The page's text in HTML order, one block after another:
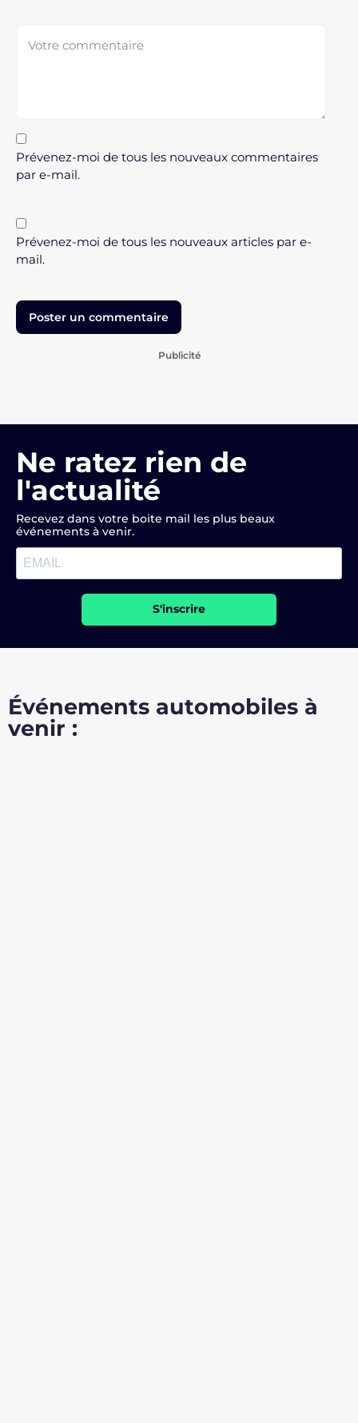
Prévenez-moi de tous les nouveaux commentaires
par e-mail.
Prévenez-moi de tous les nouveaux articles par e-
mail.
Publicité
Ne ratez rien de
l'actualité
Recevez dans votre boite mail les plus beaux
événements à venir.
S'inscrire
Événements automobiles à
venir :